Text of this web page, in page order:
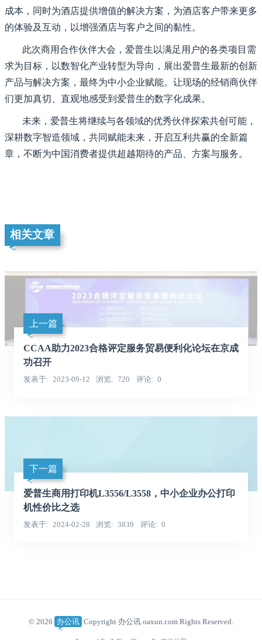
成本，同时为酒店提供增值的解决方案，为酒店客户带来更多
的体验及互动，以增强酒店与客户之间的黏性。
此次商用合作伙伴大会，爱普生以满足用户的各类项目需
求为目标，以数智化产业转型为导向，展出爱普生最新的创新
产品与解决方案，最终为中小企业赋能。让现场的经销商伙伴
们更加真切、直观地感受到爱普生的数字化成果。
未来，爱普生将继续与各领域的优秀伙伴探索共创可能，
深耕数字智造领域，共同赋能未来，开启互利共赢的全新篇
章，不断为中国消费者提供超越期待的产品、方案与服务。
相关文章
上一篇
CCAA助力2023合格评定服务贸易便利化论坛在京成
功召开
发表于 2023-09-12 浏览 720 评论 0
下一篇
爱普生商用打印机L3556/L3558，中小企业办公打印
机性价比之选
发表于 2024-02-28 浏览 3839 评论 0
© 2026 办公讯 Copyright 办公讯 oaxun.com Rights Reserved.